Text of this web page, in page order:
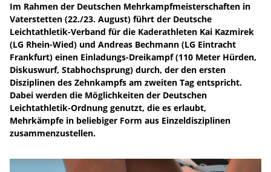
Im Rahmen der Deutschen Mehrkampfmeisterschaften in
Vaterstetten (22./23. August) führt der Deutsche
Leichtathletik-Verband für die Kaderathleten Kai Kazmirek
(LG Rhein-Wied) und Andreas Bechmann (LG Eintracht
Frankfurt) einen Einladungs-Dreikampf (110 Meter Hürden,
Diskuswurf, Stabhochsprung) durch, der den ersten
Disziplinen des Zehnkampfs am zweiten Tag entspricht.
Dabei werden die Möglichkeiten der Deutschen
Leichtathletik-Ordnung genutzt, die es erlaubt,
Mehrkämpfe in beliebiger Form aus Einzeldisziplinen
zusammenzustellen.